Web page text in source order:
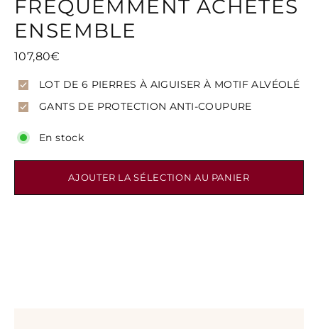
FRÉQUEMMENT ACHETÉS
ENSEMBLE
107,80€
LOT DE 6 PIERRES À AIGUISER À MOTIF ALVÉOLÉ
GANTS DE PROTECTION ANTI-COUPURE
En stock
AJOUTER LA SÉLECTION AU PANIER